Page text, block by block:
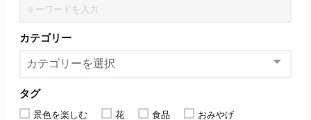
カテゴリー
タグ
景色を楽しむ 花 食品
おみやげ